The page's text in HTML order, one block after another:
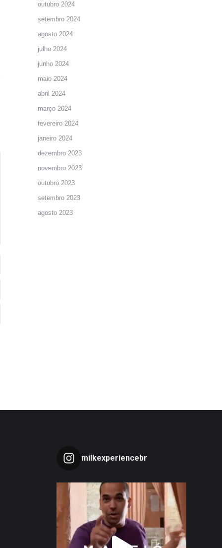
outubro 2024
setembro 2024
agosto 2024
julho 2024
junho 2024
maio 2024
abril 2024
março 2024
fevereiro 2024
janeiro 2024
dezembro 2023
novembro 2023
outubro 2023
setembro 2023
agosto 2023
milkexperiencebr